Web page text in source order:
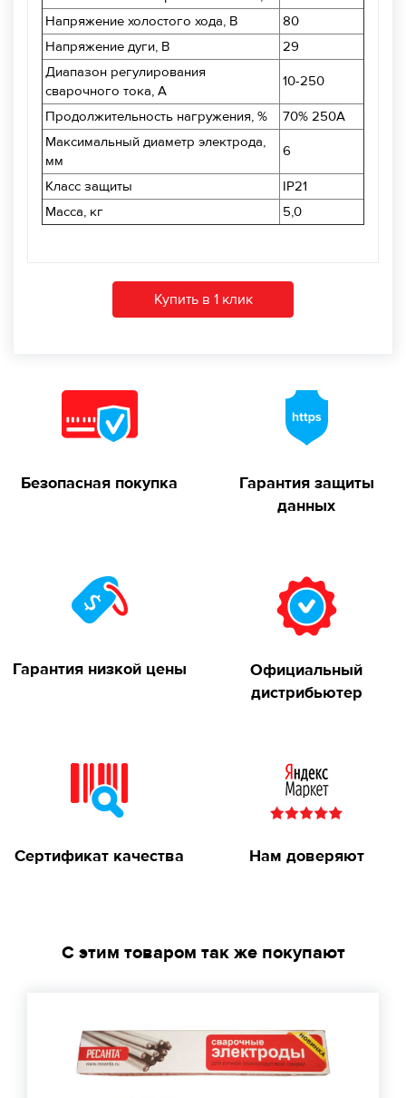
Напряжение холостого хода, В
80
Напряжение дуги, В
29
Диапазон регулирования
сварочного тока, А
10-250
Продолжительность нагружения, %
70% 250A
Максимальный диаметр электрода,
мм
6
Класс защиты
IP21
Масса, кг
5,0
Купить в 1 клик
Безопасная покупка
Гарантия защиты
данных
Гарантия низкой цены
Официальный
дистрибьютер
Сертификат качества Нам доверяют
С этим товаром так же покупают